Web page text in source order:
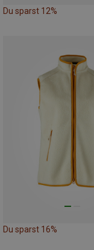
Du sparst 12%
Du sparst 16%